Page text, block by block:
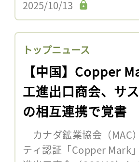
2025/10/13
トップニュース
【中国】Copper
工進出口商会、サ
の相互連携で覚書
カナダ鉱業協会（MAC
ティ認証「Copper Mark